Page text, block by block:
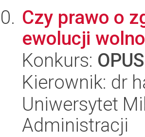
Czy prawo o
ewolucji
Konkurs:
Kierownik: dr
Uniwersytet
Administracji